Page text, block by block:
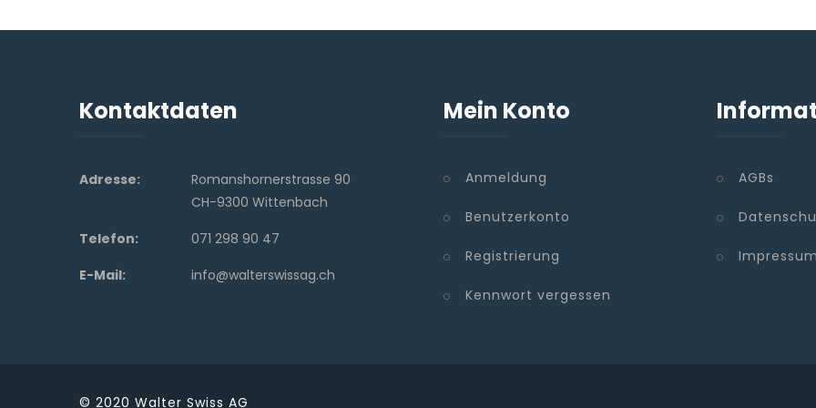
Kontaktdaten
Adresse:
Romanshornerstrasse 90
CH-9300 Wittenbach
Telefon:
071 298 90 47
E-Mail:
info@walterswissag.ch
Mein Konto
Anmeldung
Benutzerkonto
Registrierung
Kennwort vergessen
AGBs
Impressum
© 2020 Walter Swiss AG